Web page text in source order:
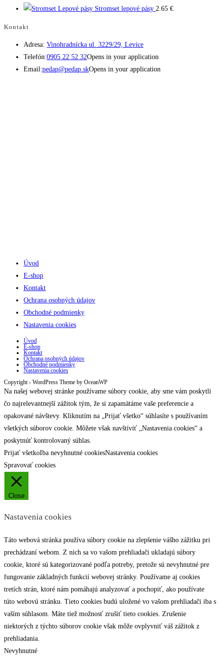
Stromset lepové pásy 2.65 €
Kontakt
Adresa: Vinohradnícka ul. 3229/29, Levice
Telefón:0905 22 52 32Opens in your application
Email:pedap@pedap.skOpens in your application
Úvod
E-shop
Kontakt
Ochrana osobných údajov
Obchodné podmienky
Nastavenia cookies
Úvod
E-shop
Kontakt
Ochrana osobných údajov
Obchodné podmienky
Nastavenia cookies
Copyright - WordPress Theme by OceanWP
Na našej webovej stránke používame súbory cookie, aby sme vám poskytli
čo najrelevantnejší zážitok tým, že si zapamätáme vaše preferencie a
opakované návštevy. Kliknutím na „Prijať všetko“ súhlasíte s používaním
všetkých súborov cookie. Môžete však navštíviť „Nastavenia cookies“ a
poskytnúť kontrolovaný súhlas.
Prijať všetkoIba nevyhnutné cookiesNastavenia cookies
Spravovať cookies
Close
Nastavenia cookies
Táto webová stránka používa súbory cookie na zlepšenie vášho zážitku pri
prechádzaní webom. Z nich sa vo vašom prehliadači ukladajú súbory
cookie, ktoré sú kategorizované podľa potreby, pretože sú nevyhnutné pre
fungovanie základných funkcií webovej stránky. Používame aj cookies
tretích strán, ktoré nám pomáhajú analyzovať a pochopiť, ako používate
túto webovú stránku. Tieto cookies budú uložené vo vašom prehliadači iba s
vaším súhlasom. Máte tiež možnosť zrušiť tieto cookies. Zrušenie
niektorých z týchto súborov cookie však môže ovplyvniť váš zážitok z
prehliadania.
Nevyhnutné